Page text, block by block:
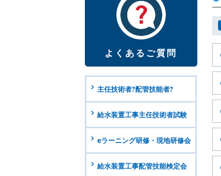
よくあるご質問
主任技術者?配管技能者?
給水装置工事主任技術者試験
eラーニング研修・現地研修会
給水装置工事配管技能検定会